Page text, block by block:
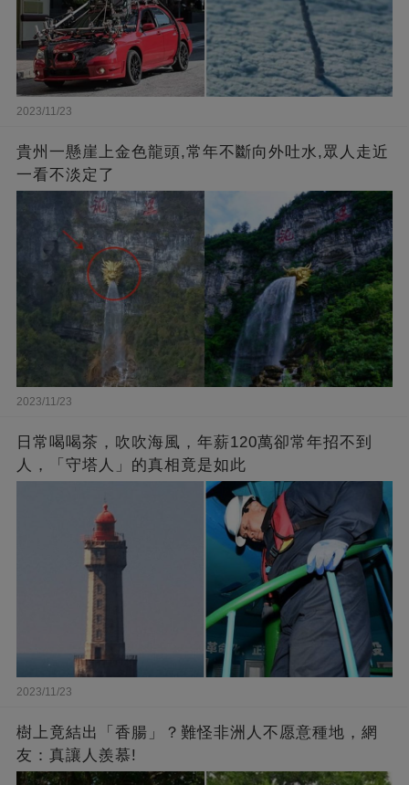
2023/11/23
貴州一懸崖上金色龍頭,常年不斷向外吐水,眾人走近
一看不淡定了
2023/11/23
日常喝喝茶，吹吹海風，年薪120萬卻常年招不到
人，「守塔人」的真相竟是如此
2023/11/23
樹上竟結出「香腸」？難怪非洲人不愿意種地，網
友：真讓人羨慕!